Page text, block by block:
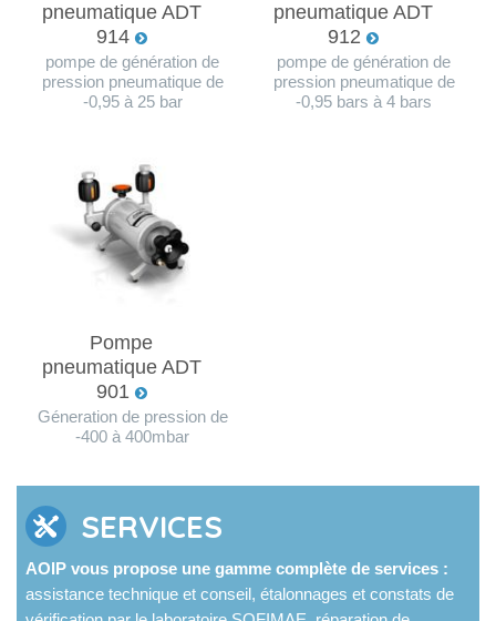
pneumatique ADT
914
pompe de génération de
pression pneumatique de
-0,95 à 25 bar
pneumatique ADT
912
pompe de génération de
pression pneumatique de
-0,95 bars à 4 bars
Pompe
pneumatique ADT
901
Géneration de pression de
-400 à 400mbar
SERVICES
AOIP vous propose une gamme complète de services :
assistance technique et conseil, étalonnages et constats de